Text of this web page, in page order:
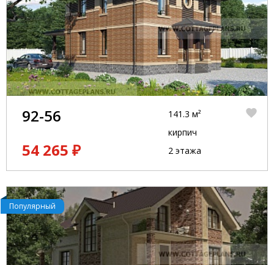
92-56
54 265 ₽
141.3 м²
кирпич
2 этажа
Популярный